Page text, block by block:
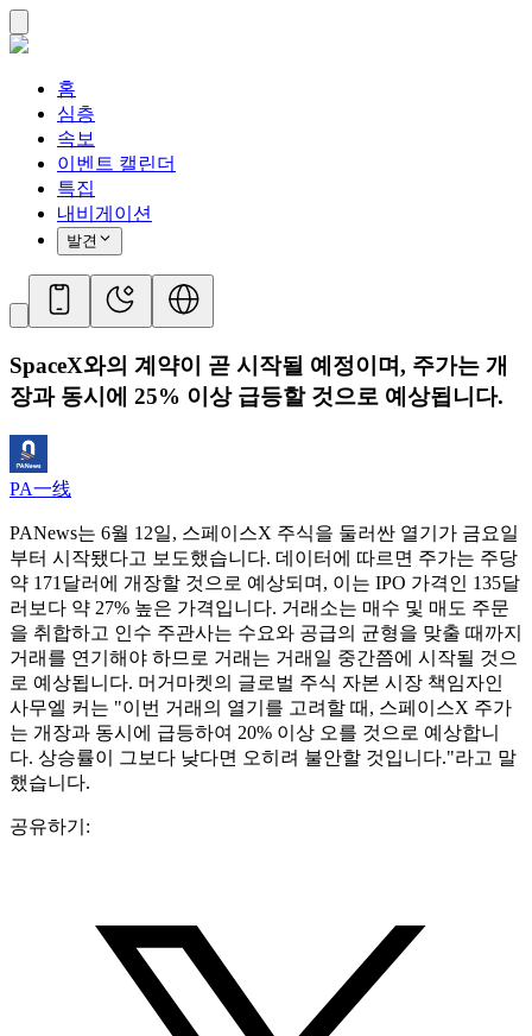
홈
심층
속보
이벤트 캘린더
특집
내비게이션
발견
SpaceX와의 계약이 곧 시작될 예정이며, 주가는 개
장과 동시에 25% 이상 급등할 것으로 예상됩니다.
PA一线
PANews는 6월 12일, 스페이스X 주식을 둘러싼 열기가 금요일
부터 시작됐다고 보도했습니다. 데이터에 따르면 주가는 주당
약 171달러에 개장할 것으로 예상되며, 이는 IPO 가격인 135달
러보다 약 27% 높은 가격입니다. 거래소는 매수 및 매도 주문
을 취합하고 인수 주관사는 수요와 공급의 균형을 맞출 때까지
거래를 연기해야 ​​하므로 거래는 거래일 중간쯤에 시작될 것으
로 예상됩니다. 머거마켓의 글로벌 주식 자본 시장 책임자인
사무엘 커는 "이번 거래의 열기를 고려할 때, 스페이스X 주가
는 개장과 동시에 급등하여 20% 이상 오를 것으로 예상합니
다. 상승률이 그보다 낮다면 오히려 불안할 것입니다."라고 말
했습니다.
공유하기: